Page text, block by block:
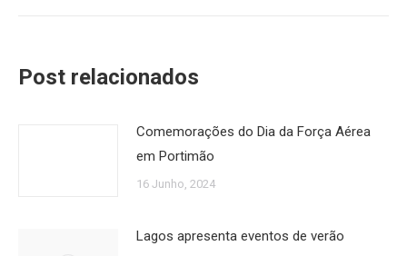
Post relacionados
Comemorações do Dia da Força Aérea
em Portimão
16 Junho, 2024
Lagos apresenta eventos de verão